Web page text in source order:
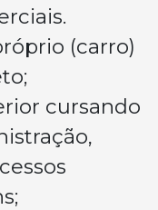
(carro)
cursando